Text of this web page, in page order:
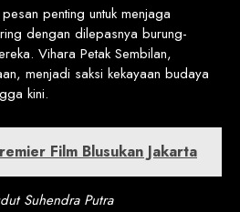
penting untuk menjaga
dengan dilepasnya burung-
Vihara Petak Sembilan,
menjadi saksi kekayaan budaya
kini.
Film Blusukan Jakarta
Suhendra Putra